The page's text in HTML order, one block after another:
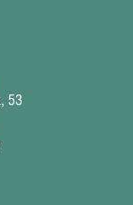
53